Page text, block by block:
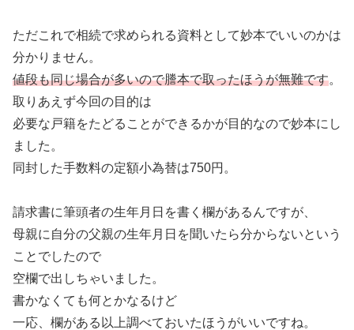
ただこれで相続で求められる資料として妙本でいいのかは
分かりません。
値段も同じ場合が多いので謄本で取ったほうが無難です。
取りあえず今回の目的は
必要な戸籍をたどることができるかが目的なので妙本にし
ました。
同封した手数料の定額小為替は750円。
請求書に筆頭者の生年月日を書く欄があるんですが、
母親に自分の父親の生年月日を聞いたら分からないという
ことでしたので
空欄で出しちゃいました。
書かなくても何とかなるけど
一応、欄がある以上調べておいたほうがいいですね。